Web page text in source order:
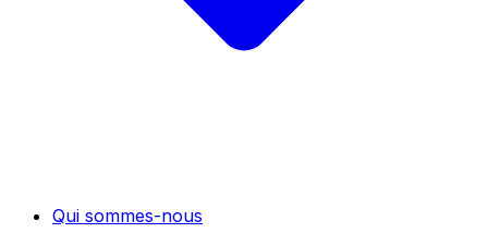
Qui sommes-nous